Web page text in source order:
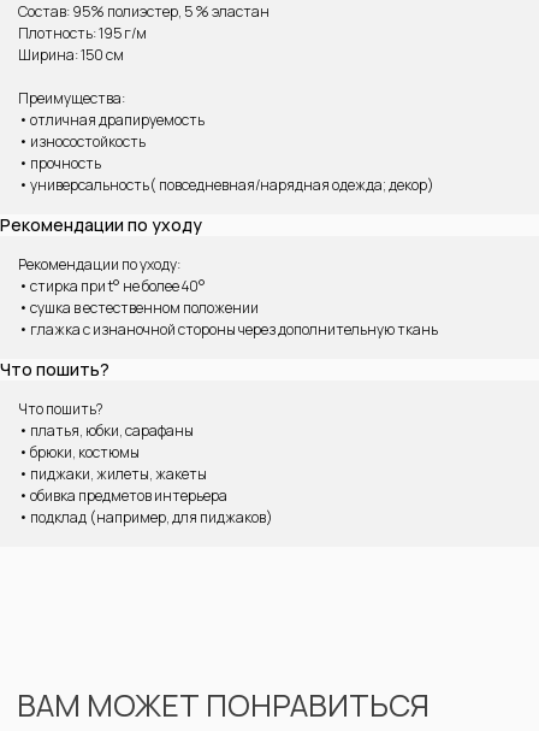
Состав: 95% полиэстер, 5 % эластан
Плотность: 195 г/м
Ширина: 150 см
Преимущества:
• отличная драпируемость
• износостойкость
• прочность
• универсальность( повседневная/нарядная одежда; декор)
Рекомендации по уходу
Рекомендации по уходу:
• стирка при t° не более 40°
• сушка в естественном положении
• глажка с изнаночной стороны через дополнительную ткань
Что пошить?
Что пошить?
• платья, юбки, сарафаны
• брюки, костюмы
• пиджаки, жилеты, жакеты
• обивка предметов интерьера
• подклад (например, для пиджаков)
ВАМ МОЖЕТ ПОНРАВИТЬСЯ